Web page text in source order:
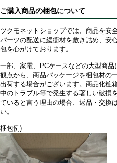
ご購入商品の梱包について
ツクモネットショップでは、商品を安
パーツの配送に緩衝材を敷き詰め、安
包を心がけております。
一部、家電、PCケースなどの大型商
観点から、商品パッケージを梱包材の
出荷する場合がございます。商品化粧
中のトラブル等で発生する著しい破損
ていると言う理由の場合、返品・交換
い。
梱包例)